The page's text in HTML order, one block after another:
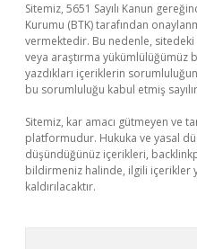
Sitemiz, 5651 Sayılı Kanun
Kurumu (BTK) tarafından
vermektedir. Bu nedenle,
veya araştırma yükümlülüğümüz
yazdıkları içeriklerin
bu sorumluluğu kabul etmiş
Sitemiz, kar amacı gütmeyen ve
platformudur. Hukuka ve yasal
düşündüğünüz içerikleri,
bildirmeniz halinde, ilgili içerikler
kaldırılacaktır.